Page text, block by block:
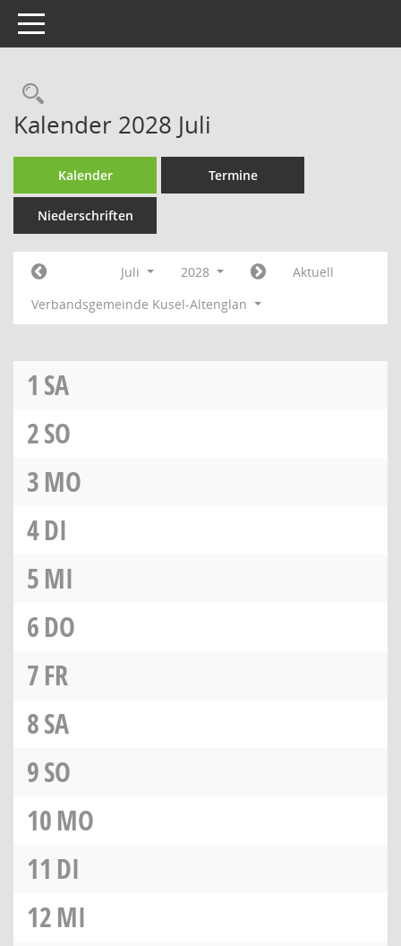
Toggle navigation
Rechercheauswahl
Kalender 2028 Juli
Kalender Termine
Niederschriften
Juli 2028
Aktuell
Verbandsgemeinde Kusel-Altenglan
1 SA
2SO
3MO
4DI
5MI
6DO
7FR
8SA
9SO
10MO
11 DI
12MI